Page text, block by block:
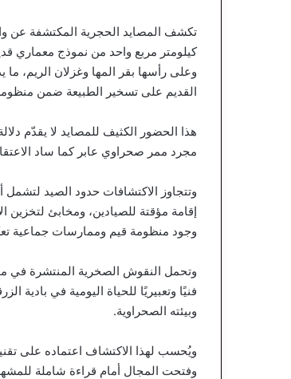
تكشف المصايد الحجرية المكتشفة عن
كيلومتر مربع واحد من نموذج معماري
وعلى رأسها بقر المها وغزلان الريم،
القديم على تسخير الطبيعة ضمن منظومة
هذا الحضور الكثيف للمصايد لا يقدّم
مجرد ممر صحراوي عابر كما ساد
وتتجاوز الاكتشافات حدود الصيد لتشمل
إقامة مؤقتة للصيادين، ومخابئ
وجود منظومة قيم وممارسات جماعية
وتحمل النقوش الصخرية المنتشرة في
فنيًا وتعبيريًا للحياة اليومية في بادية
وبيئته الصحراوية.
ويُحسب لهذا الاكتشاف اعتماده على
وفتحت المجال أمام قراءة شاملة